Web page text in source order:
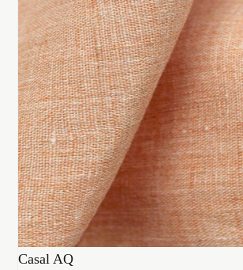
Casal AQ